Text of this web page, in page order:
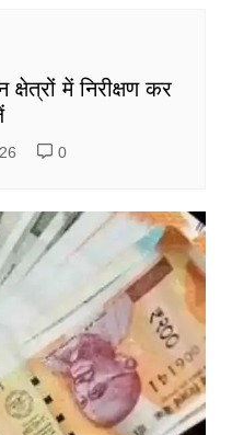
क्षेत्रों में निरीक्षण कर
0